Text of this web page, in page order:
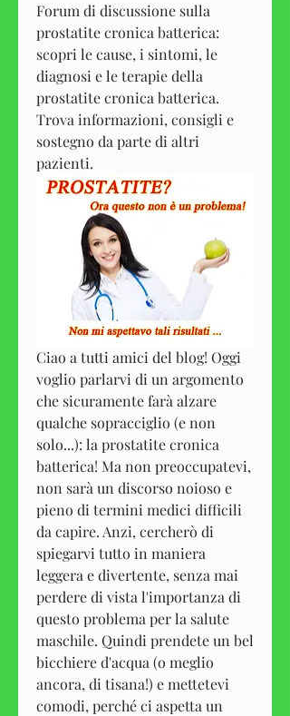
Forum di discussione sulla
prostatite cronica batterica:
scopri le cause, i sintomi, le
diagnosi e le terapie della
prostatite cronica batterica.
Trova informazioni, consigli e
sostegno da parte di altri
pazienti.
Ciao a tutti amici del blog! Oggi
voglio parlarvi di un argomento
che sicuramente farà alzare
qualche sopracciglio (e non
solo...): la prostatite cronica
batterica! Ma non preoccupatevi,
non sarà un discorso noioso e
pieno di termini medici difficili
da capire. Anzi, cercherò di
spiegarvi tutto in maniera
leggera e divertente, senza mai
perdere di vista l'importanza di
questo problema per la salute
maschile. Quindi prendete un bel
bicchiere d'acqua (o meglio
ancora, di tisana!) e mettetevi
comodi, perché ci aspetta un